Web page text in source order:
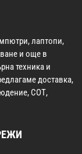
лаптопи,
и още в
техника и
доставка,
СОТ,